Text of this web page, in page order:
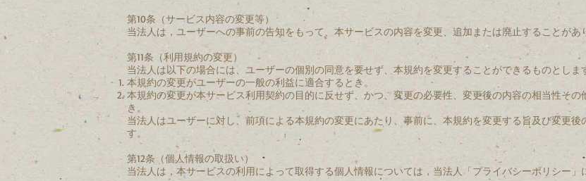
第10条（サービス内容の変更等）
当法人は，ユーザーへの事前の告知をもって、本サービスの内容を変更、追加または廃止することがあ
第11条（利用規約の変更）
当法人は以下の場合には、ユーザーの個別の同意を要せず、本規約を変更することができるものとしま
本規約の変更がユーザーの一般の利益に適合するとき。
本規約の変更が本サービス利用契約の目的に反せず、かつ、変更の必要性、変更後の内容の相当性そ
き。
当法人はユーザーに対し、前項による本規約の変更にあたり、事前に、本規約を変更する旨及び変更
す。
第12条（個人情報の取扱い）
当法人は，本サービスの利用によって取得する個人情報については，当法人「プライバシーポリシー」